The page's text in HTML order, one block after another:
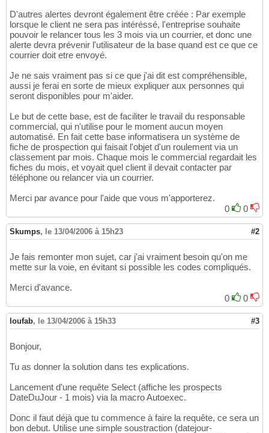
D'autres alertes devront également être créée : Par exemple
lorsque le client ne sera pas intéréssé, l'entreprise souhaite
pouvoir le relancer tous les 3 mois via un courrier, et donc une
alerte devra prévenir l'utilisateur de la base quand est ce que ce
courrier doit etre envoyé.
Je ne sais vraiment pas si ce que j'ai dit est compréhensible,
aussi je ferai en sorte de mieux expliquer aux personnes qui
seront disponibles pour m'aider.
Le but de cette base, est de faciliter le travail du responsable
commercial, qui n'utilise pour le moment aucun moyen
automatisé. En fait cette base informatisera un système de
fiche de prospection qui faisait l'objet d'un roulement via un
classement par mois. Chaque mois le commercial regardait les
fiches du mois, et voyait quel client il devait contacter par
téléphone ou relancer via un courrier.
Merci par avance pour l'aide que vous m'apporterez.
0
0
Skumps, le 13/04/2006 à 15h23 #2
Je fais remonter mon sujet, car j'ai vraiment besoin qu'on me
mette sur la voie, en évitant si possible les codes compliqués.
Merci d'avance.
0
0
loufab, le 13/04/2006 à 15h33 #3
Bonjour,
Tu as donner la solution dans tes explications.
Lancement d'une requête Select (affiche les prospects
DateDuJour - 1 mois) via la macro Autoexec.
Donc il faut déjà que tu commence à faire la requête, ce sera un
bon debut. Utilise une simple soustraction (datejour-